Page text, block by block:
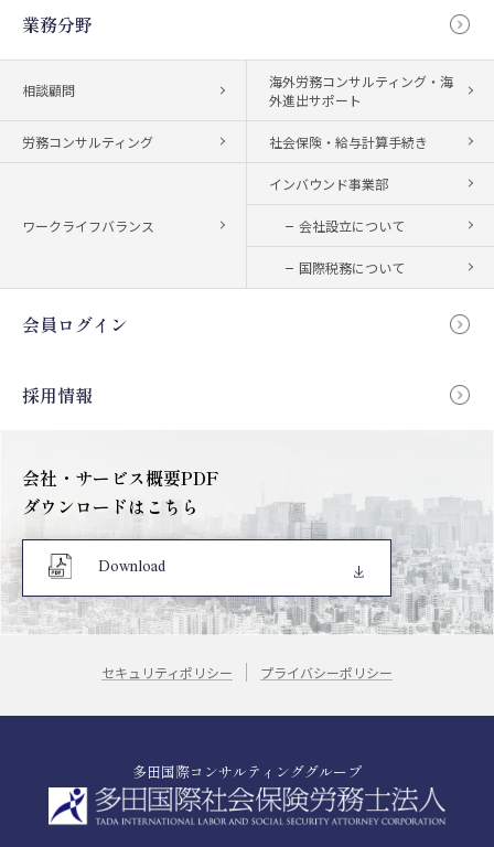
業務分野
相談顧問
海外労務コンサルティング・海
外進出サポート
労務コンサルティング 社会保険・給与計算手続き
ワークライフバランス
インバウンド事業部
会社設立について
国際税務について
会員ログイン
採用情報
会社・サービス概要PDF
ダウンロードはこちら
Download
セキュリティポリシー プライバシーポリシー
多田国際コンサルティンググループ